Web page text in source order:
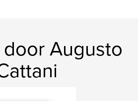
Augusto